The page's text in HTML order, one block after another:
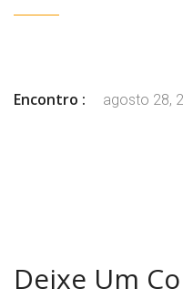
Encontro : agosto 28,
Deixe Um